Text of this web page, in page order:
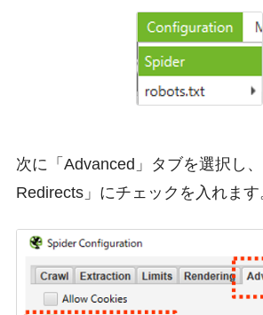
次に「Advanced」タブを選択し
Redirects」にチェックを入れます